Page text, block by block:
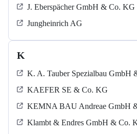
J. Eberspächer GmbH & Co. KG
Jungheinrich AG
K
K. A. Tauber Spezialbau GmbH
KAEFER SE & Co. KG
KEMNA BAU Andreae GmbH
Klambt & Endres GmbH & Co.